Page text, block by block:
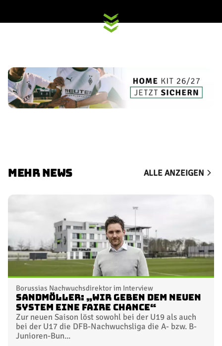
MEHR NEWS ALLE ANZEIGEN
Borussias Nachwuchsdirektor im Interview
Sandmöller: „Wir geben dem neuen
System eine faire Chance“
Zur neuen Saison löst sowohl bei der U19 als auch
bei der U17 die DFB-Nachwuchsliga die A- bzw. B-
Junioren-Bun...